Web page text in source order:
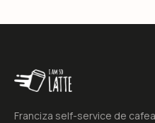
Franciza self-service de